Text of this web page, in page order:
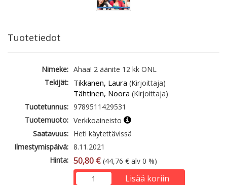
Tuotetiedot
Nimeke: Ahaa! 2 äänite 12 kk ONL
Tekijät: Tikkanen, Laura (Kirjoittaja)
Tähtinen, Noora (Kirjoittaja)
Tuotetunnus: 9789511429531
Tuotemuoto: Verkkoaineisto
Saatavuus: Heti käytettävissä
Ilmestymispäivä: 8.11.2021
Hinta: 50,80 € (44,76 € alv 0 %)
Lisää koriin